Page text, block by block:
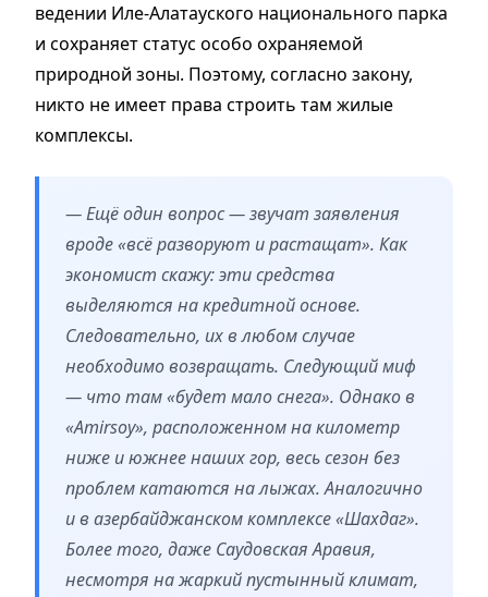
ведении Иле-Алатауского национального парка
и сохраняет статус особо охраняемой
природной зоны. Поэтому, согласно закону,
никто не имеет права строить там жилые
комплексы.
— Ещё один вопрос — звучат заявления
вроде «всё разворуют и растащат». Как
экономист скажу: эти средства
выделяются на кредитной основе.
Следовательно, их в любом случае
необходимо возвращать. Следующий миф
— что там «будет мало снега». Однако в
«Amirsoy», расположенном на километр
ниже и южнее наших гор, весь сезон без
проблем катаются на лыжах. Аналогично
и в азербайджанском комплексе «Шахдаг».
Более того, даже Саудовская Аравия,
несмотря на жаркий пустынный климат,